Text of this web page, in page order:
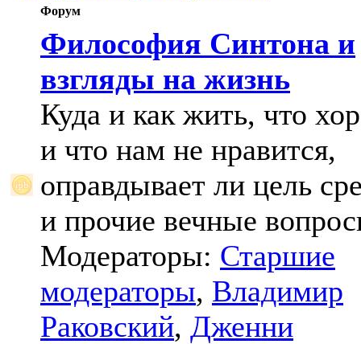
Форум
Философия Синтона и
взгляды на жизнь
Куда и как жить, что
и что нам не нравится,
оправдывает ли цель
и прочие вечные
Модераторы: Старшие
модераторы, Владимир
Раковский, Дженни